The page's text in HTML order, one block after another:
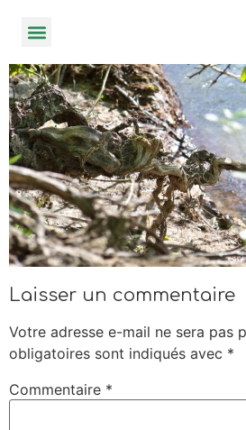
principal
Laisser un commentaire
Votre adresse e-mail ne sera pas
obligatoires sont indiqués avec *
Commentaire *